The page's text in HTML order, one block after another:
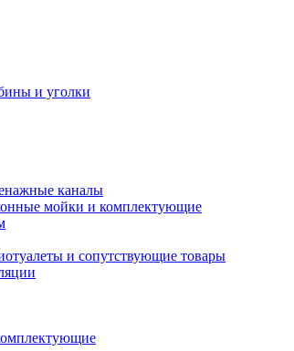
и уголки
каналы
мойки и комплектующие
и сопутствующие товары